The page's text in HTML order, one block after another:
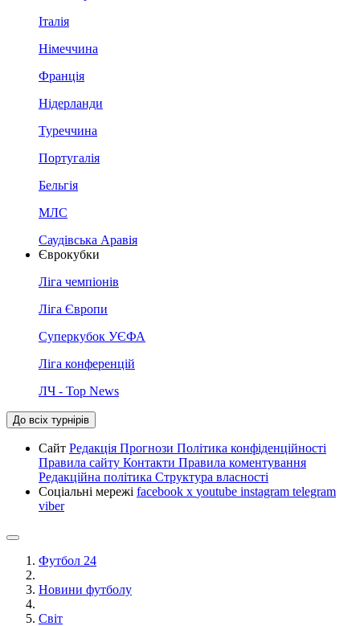
Італія
Німеччина
Франція
Нідерланди
Туреччина
Португалія
Бельгія
МЛС
Саудівська Аравія
Єврокубки
Ліга чемпіонів
Ліга Європи
Суперкубок УЄФА
Ліга конференцій
ЛЧ - Top News
До всіх турнірів
Сайт Редакція Прогнози Політика конфіденційності
Правила сайту Контакти Правила коментування
Редакційна політика Структура власності
Соціальні мережі facebook x youtube instagram telegram
viber
Футбол 24
Новини футболу
Світ